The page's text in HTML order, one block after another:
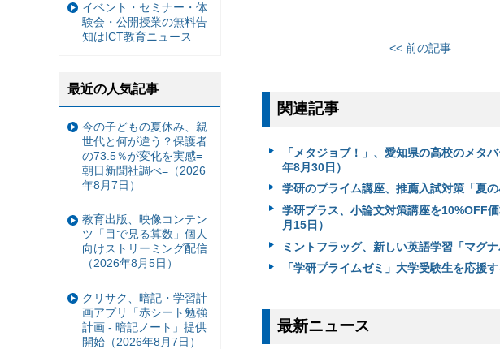
<< 前の記事
関連記事
「メタジョブ！」、愛知県の高校のメ
年8月30日）
学研のプライム講座、推薦入試対策「夏
学研プラス、小論文対策講座を10%OFF
月15日）
ミントフラッグ、新しい英語学習「マグ
「学研プライムゼミ」大学受験生を応援
最新ニュース
イベント・セミナー・体
験会・公開授業の無料告
知はICT教育ニュース
最近の人気記事
今の子どもの夏休み、親
世代と何が違う？保護者
の73.5％が変化を実感=
朝日新聞社調べ=（2026
年8月7日）
教育出版、映像コンテン
ツ「目で見る算数」個人
向けストリーミング配信
（2026年8月5日）
クリサク、暗記・学習計
画アプリ「赤シート勉強
計画 - 暗記ノート」提供
開始（2026年8月7日）